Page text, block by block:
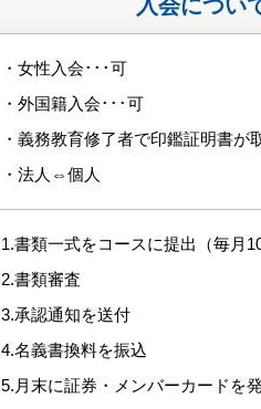
入会につい
・女性入会･･･可
・外国籍入会･･･可
・義務教育修了者で印鑑証明書が
・法人⇔個人
1.書類一式をコースに提出（毎月
2.書類審査
3.承認通知を送付
4.名義書換料を振込
5.月末に証券・メンバーカードを